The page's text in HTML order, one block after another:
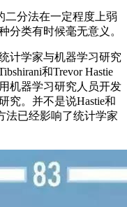
分法在一定程度上弱
分类有时候毫无意义。
学家与机器学习研究
和Trevor Hastie
机器学习研究人员开发
究。并不是说Hastie和
法已经影响了统计学家